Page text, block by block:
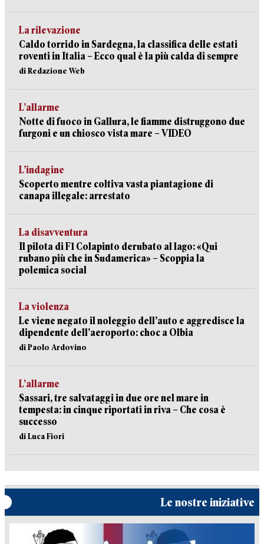
La rilevazione
Caldo torrido in Sardegna, la classifica delle estati
roventi in Italia – Ecco qual è la più calda di sempre
di Redazione Web
L’allarme
Notte di fuoco in Gallura, le fiamme distruggono due
furgoni e un chiosco vista mare – VIDEO
L’indagine
Scoperto mentre coltiva vasta piantagione di
canapa illegale: arrestato
La disavventura
Il pilota di F1 Colapinto derubato al lago: «Qui
rubano più che in Sudamerica» – Scoppia la
polemica social
La violenza
Le viene negato il noleggio dell’auto e aggredisce la
dipendente dell’aeroporto: choc a Olbia
di Paolo Ardovino
L’allarme
Sassari, tre salvataggi in due ore nel mare in
tempesta: in cinque riportati in riva – Che cosa è
successo
di Luca Fiori
Le nostre iniziative